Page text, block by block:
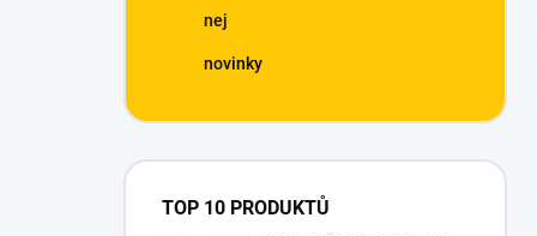
nej
novinky
TOP 10 PRODUKTŮ